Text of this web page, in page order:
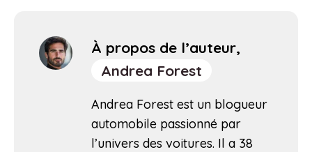
À propos de l’auteur,
Andrea Forest
Andrea Forest est un blogueur
automobile passionné par
l’univers des voitures. Il a 38